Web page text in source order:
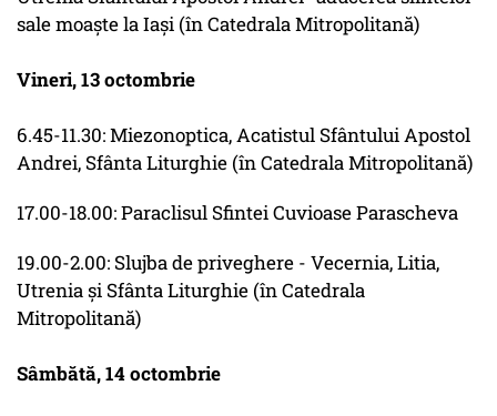
sale moaşte la Iaşi (în Catedrala Mitropolitană)
Vineri, 13 octombrie
6.45-11.30: Miezonoptica, Acatistul Sfântului Apostol
Andrei, Sfânta Liturghie (în Catedrala Mitropolitană)
17.00-18.00: Paraclisul Sfintei Cuvioase Parascheva
19.00-2.00: Slujba de priveghere - Vecernia, Litia,
Utrenia şi Sfânta Liturghie (în Catedrala
Mitropolitană)
Sâmbătă, 14 octombrie